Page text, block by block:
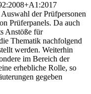
der Prüfpersonen
Prüferpanels. Da auch
Anstöße für
Thematik nachfolgend
werden. Weiterhin
im Bereich der
erhebliche Rolle, so
gegeben